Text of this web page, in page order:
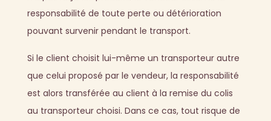
responsabilité de toute perte ou détérioration
pouvant survenir pendant le transport.
Si le client choisit lui-même un transporteur autre
que celui proposé par le vendeur, la responsabilité
est alors transférée au client à la remise du colis
au transporteur choisi. Dans ce cas, tout risque de